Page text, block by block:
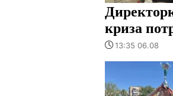
криза
13:35 06.08